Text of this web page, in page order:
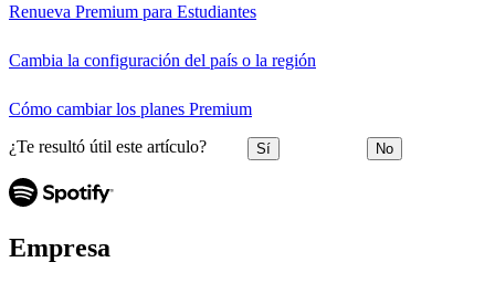
Renueva Premium para Estudiantes
Cambia la configuración del país o la región
Cómo cambiar los planes Premium
¿Te resultó útil este artículo? Sí No
Empresa